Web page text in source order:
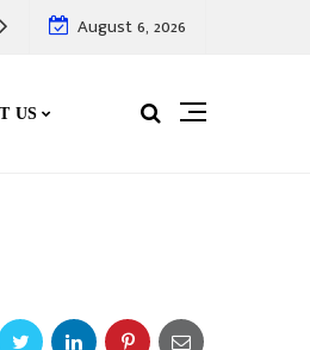
முகம் , தோழர் வேலுவின்
August 6, 2026
US